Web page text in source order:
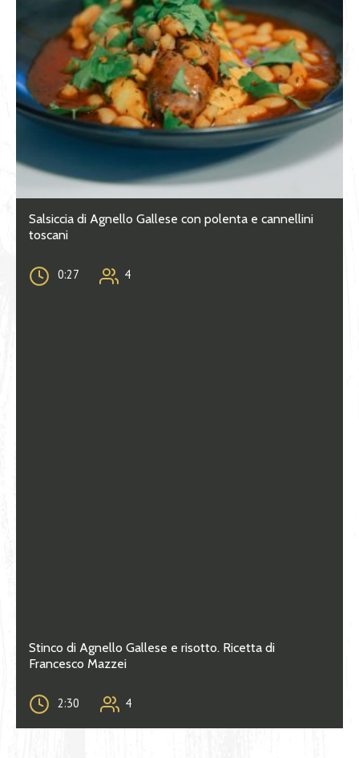
Salsiccia di Agnello Gallese con polenta e cannellini
toscani
0:27 4
Stinco di Agnello Gallese e risotto. Ricetta di
Francesco Mazzei
2:30 4